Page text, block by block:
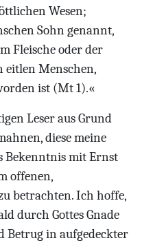
Wesen;
Sohn genannt,
Fleische oder der
eitlen Menschen,
ist (Mt 1).«
Leser aus Grund
diese meine
Bekenntnis mit Ernst
offenen,
betrachten. Ich hoffe,
durch Gottes Gnade
Betrug in aufgedeckter